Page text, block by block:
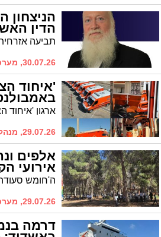
הניצחון
הדין
30.07.26, מערכת האתר
'איחוד
29.07.26, מנהל האתר
אלפים
אירועי
29.07.26, מערכת האתר
דרמה